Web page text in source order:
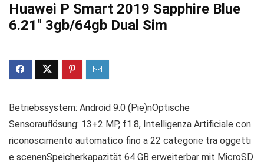
Huawei P Smart 2019 Sapphire Blue
6.21″ 3gb/64gb Dual Sim
Betriebssystem: Android 9.0 (Pie)nOptische
Sensorauflösung: 13+2 MP, f1.8, Intelligenza Artificiale con
riconoscimento automatico fino a 22 categorie tra oggetti
e scenenSpeicherkapazität 64 GB erweiterbar mit MicroSD